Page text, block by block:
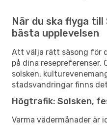
När du ska flyga
bästa upplevelsen
Att välja rätt säsong för
på dina resepreferenser.
solsken,
stadsvandringar finns
Högtrafik: Solsken,
Varma vädermånader är